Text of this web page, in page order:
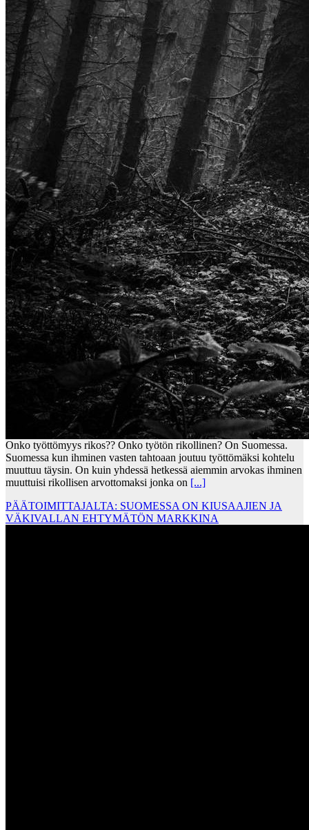
Onko työttömyys rikos?? Onko työtön rikollinen? On Suomessa.
Suomessa kun ihminen vasten tahtoaan joutuu työttömäksi kohtelu
muuttuu täysin. On kuin yhdessä hetkessä aiemmin arvokas ihminen
muuttuisi rikollisen arvottomaksi jonka on [...]
PÄÄTOIMITTAJALTA: SUOMESSA ON KIUSAAJIEN JA
VÄKIVALLAN EHTYMÄTÖN MARKKINA